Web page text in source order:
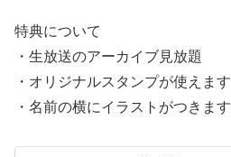
特典について
・生放送のアーカイブ見放題
・オリジナルスタンプが使えます
・名前の横にイラストがつきます